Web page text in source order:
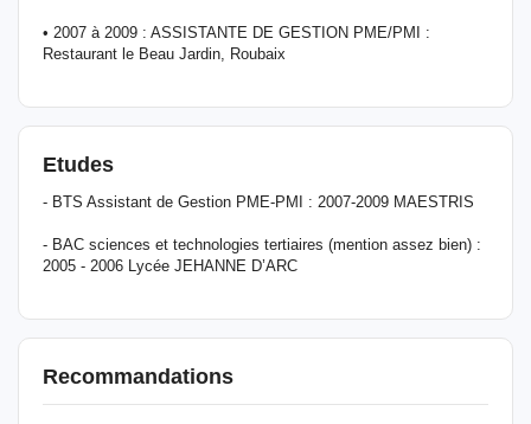
• 2007 à 2009 : ASSISTANTE DE GESTION PME/PMI :
Restaurant le Beau Jardin, Roubaix
Etudes
- BTS Assistant de Gestion PME-PMI : 2007-2009 MAESTRIS
- BAC sciences et technologies tertiaires (mention assez bien) :
2005 - 2006 Lycée JEHANNE D’ARC
Recommandations